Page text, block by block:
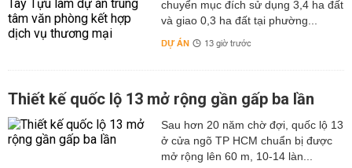
chuyển mục đích sử dụng 3,4 ha đất
và giao 0,3 ha đất tại phường...
DỰ ÁN 13 giờ trước
Thiết kế quốc lộ 13 mở rộng gần gấp ba lần
Sau hơn 20 năm chờ đợi, quốc lộ 13
ở cửa ngõ TP HCM chuẩn bị được
mở rộng lên 60 m, 10-14 làn...